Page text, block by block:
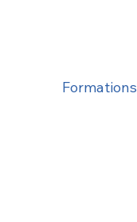
Formations